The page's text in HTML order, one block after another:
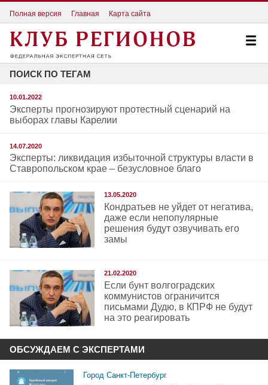
Полная версия Главная Карта сайта
ПОИСК ПО ТЕГАМ
10.01.2022
Эксперты прогнозируют протестный сценарий на
выборах главы Карелии
14.07.2020
Эксперты: ликвидация избыточной структуры власти в
Ставропольском крае – безусловное благо
13.05.2020
Кондратьев не уйдет от негатива,
даже если непопулярные
решения будут озвучивать его
замы
21.02.2020
Если бунт волгоградских
коммунистов ограничится
письмами Дудю, в КПРФ не будут
на это реагировать
ОБСУЖДАЕМ С ЭКСПЕРТАМИ
Город Санкт-Петербург